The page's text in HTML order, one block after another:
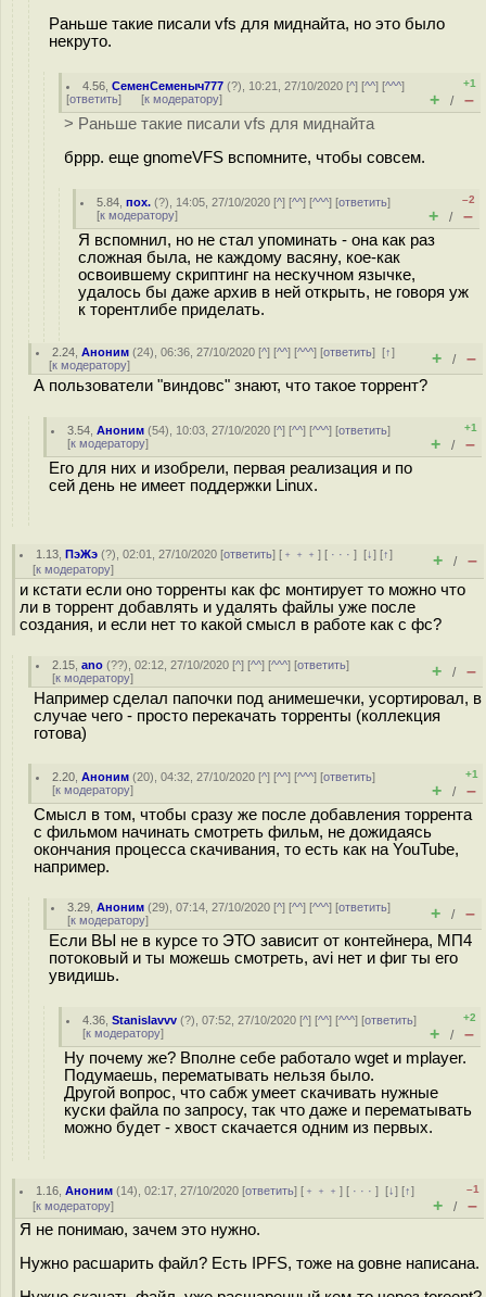
Раньше такие писали vfs для миднайта, но это было
некруто.
4.56 ,СеменСеменыч777 (?), 10:21, 27/10/2020 [^] [^^] [^^^]
[ответить] [к модератору]
+1
+ / –
> Раньше такие писали vfs для миднайта
бррр. еще gnomeVFS вспомните, чтобы совсем.
5.84 ,пох. (?), 14:05, 27/10/2020 [^] [^^] [^^^] [ответить]
[к модератору]
–2
+ / –
Я вспомнил, но не стал упоминать - она как раз
сложная была, не каждому васяну, кое-как
освоившему скриптинг на нескучном язычке,
удалось бы даже архив в ней открыть, не говоря уж
к торентлибе приделать.
2.24 ,Аноним (24), 06:36, 27/10/2020 [^] [^^] [^^^] [ответить][↑]
[к модератору] + / –
А пользователи "виндовс" знают, что такое торрент?
3.54 ,Аноним (54), 10:03, 27/10/2020 [^] [^^] [^^^] [ответить]
[к модератору]
+1
+ / –
Его для них и изобрели, первая реализация и по
сей день не имеет поддержки Linux.
1.13 ,ПэЖэ (?), 02:01, 27/10/2020 [ответить] [ ﹢﹢﹢] [ · · ·][↓] [↑]
[к модератору] + / –
и кстати если оно торренты как фс монтирует то можно что
ли в торрент добавлять и удалять файлы уже после
создания, и если нет то какой смысл в работе как с фс?
2.15 ,ano (??), 02:12, 27/10/2020 [^] [^^] [^^^] [ответить]
[к модератору] + / –
Например сделал папочки под анимешечки, усортировал, в
случае чего - просто перекачать торренты (коллекция
готова)
2.20 ,Аноним (20), 04:32, 27/10/2020 [^] [^^] [^^^] [ответить]
[к модератору]
+1
+ / –
Смысл в том, чтобы сразу же после добавления торрента
с фильмом начинать смотреть фильм, не дожидаясь
окончания процесса скачивания, то есть как на YouTube,
например.
3.29 ,Аноним (29), 07:14, 27/10/2020 [^] [^^] [^^^] [ответить]
[к модератору] + / –
Если ВЫ не в курсе то ЭТО зависит от контейнера, МП4
потоковый и ты можешь смотреть, avi нет и фиг ты его
увидишь.
4.36 ,Stanislavvv (?), 07:52, 27/10/2020 [^] [^^] [^^^] [ответить]
[к модератору]
+2
+ / –
Ну почему же? Вполне себе работало wget и mplayer.
Подумаешь, перематывать нельзя было.
Другой вопрос, что сабж умеет скачивать нужные
куски файла по запросу, так что даже и перематывать
можно будет - хвост скачается одним из первых.
1.16 ,Аноним (14), 02:17, 27/10/2020 [ответить] [ ﹢﹢﹢] [ · · ·][↓] [↑]
[к модератору]
–1
+ / –
Я не понимаю, зачем это нужно.
Нужно расшарить файл? Есть IPFS, тоже на goвне написана.